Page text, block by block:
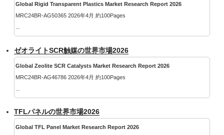
Global Rigid Transparent Plastics Market Research Report 2026
MRC24BR-AG50365 2026年4月 約100Pages
ゼオライトSCR触媒の世界市場2026
Global Zeolite SCR Catalysts Market Research Report 2026
MRC24BR-AG46786 2026年4月 約100Pages
TFLパネルの世界市場2026
Global TFL Panel Market Research Report 2026